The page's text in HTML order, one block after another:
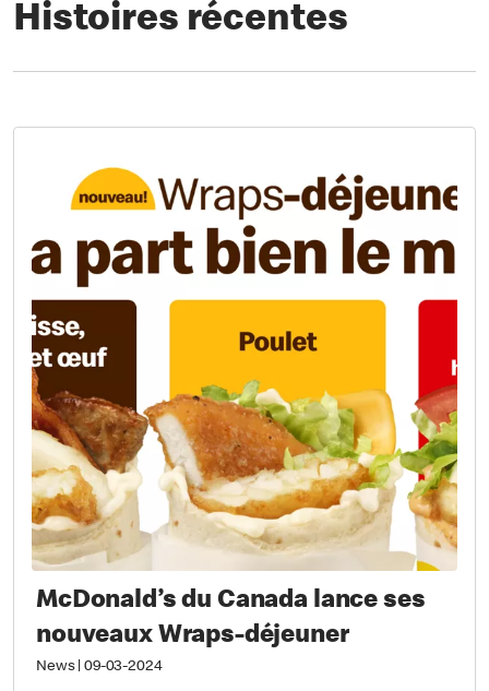
Histoires récentes
McDonald’s du Canada lance ses
nouveaux Wraps-déjeuner
News| 09-03-2024